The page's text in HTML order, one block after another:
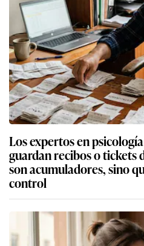
Los expertos en
guardan recibos o tickets
son acumuladores, sino
control